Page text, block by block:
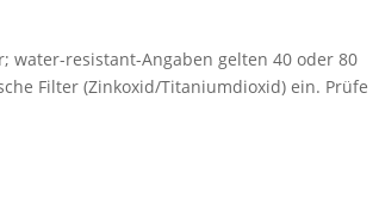
water-resistant-Angaben gelten 40 oder 80
Filter (Zinkoxid/Titaniumdioxid) ein. Prüfe